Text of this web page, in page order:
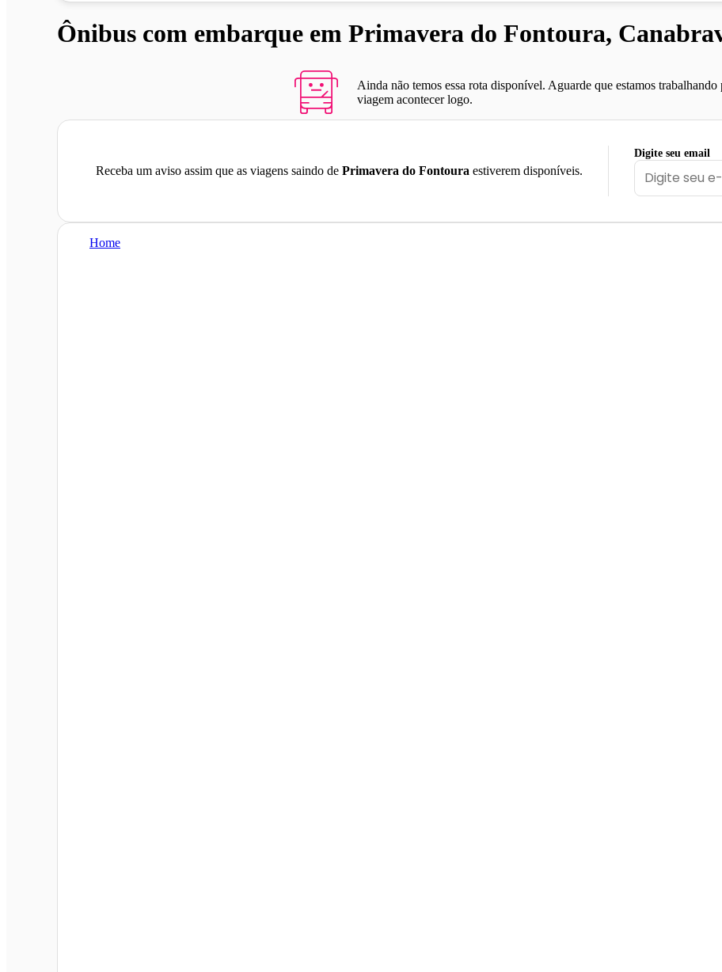
Ônibus com embarque em Primavera do Fontoura,
Ainda não temos essa rota disponível. Aguarde que estamos trabalhando
viagem acontecer logo.
Receba um aviso assim que as viagens saindo de Primavera do Fontoura estiverem disponíveis.
Digite seu email
Home